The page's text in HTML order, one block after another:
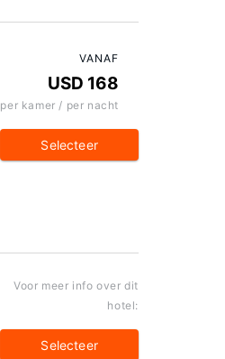
VANAF
USD 168
per kamer / per nacht
Selecteer
Voor meer info over dit
hotel:
Selecteer